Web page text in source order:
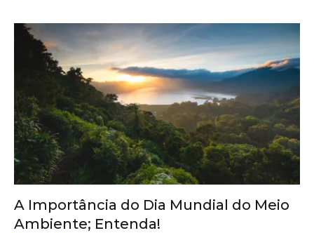
A Importância do Dia Mundial do Meio
Ambiente; Entenda!